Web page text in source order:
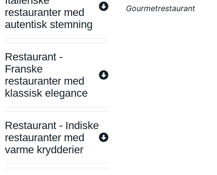
restauranter med
autentisk stemning
Restaurant -
Franske
restauranter med
klassisk elegance
Restaurant - Indiske
restauranter med
varme krydderier
Gourmetrestaurant